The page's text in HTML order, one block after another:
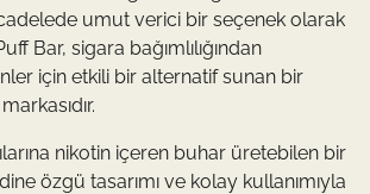
umut verici bir seçenek olarak
Bar, sigara bağımlılığından
için etkili bir alternatif sunan bir
nikotin içeren buhar üretebilen bir
özgü tasarımı ve kolay kullanımıyla